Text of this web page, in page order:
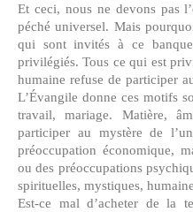
Et ceci, nous ne devons pas
péché universel. Mais
qui sont invités à ce
privilégiés. Tous ce qui est
humaine refuse de participer
L’Évangile donne ces motifs
travail, mariage. Matière,
participer au mystère de
préoccupation économique,
ou des préoccupations
spirituelles, mystiques,
Est-ce mal d’acheter de la